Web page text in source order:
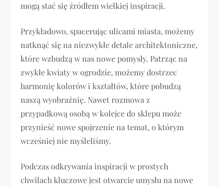
mogą stać się źródłem wielkiej inspiracji.
Przykładowo, spacerując ulicami miasta, możemy
natknąć się na niezwykłe detale architektoniczne,
które wzbudzą w nas nowe pomysły. Patrząc na
zwykłe kwiaty w ogrodzie, możemy dostrzec
harmonię kolorów i kształtów, które pobudzą
naszą wyobraźnię. Nawet rozmowa z
przypadkową osobą w kolejce do sklepu może
przynieść nowe spojrzenie na temat, o którym
wcześniej nie myśleliśmy.
Podczas odkrywania inspiracji w prostych
chwilach kluczowe jest otwarcie umysłu na nowe